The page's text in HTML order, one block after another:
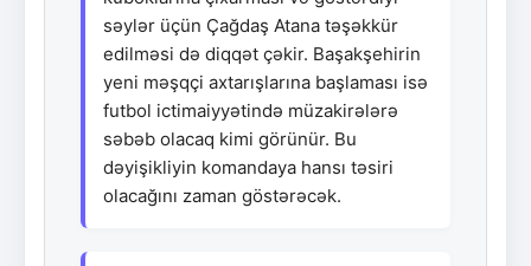
səylər üçün Çağdaş Atana təşəkkür
edilməsi də diqqət çəkir. Başakşehirin
yeni məşqçi axtarışlarına başlaması isə
futbol ictimaiyyətində müzakirələrə
səbəb olacaq kimi görünür. Bu
dəyişikliyin komandaya hansı təsiri
olacağını zaman göstərəcək.